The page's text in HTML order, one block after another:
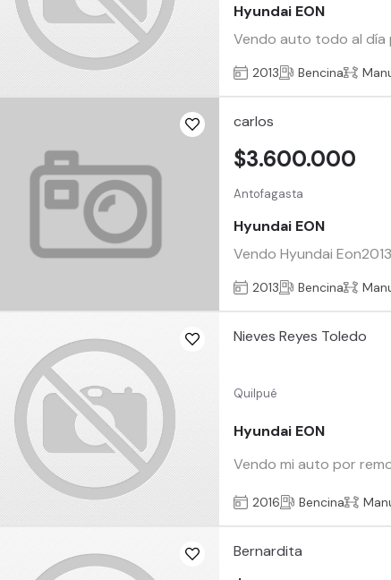
Hyundai EON
Vendo auto todo al
2013 Bencina
carlos
Antofagasta
Hyundai EON
Vendo Hyundai
$3.600.000
2013 Bencina
Nieves Reyes Toledo
Quilpué
Hyundai EON
Vendo mi auto por
2016 Bencina
Bernardita